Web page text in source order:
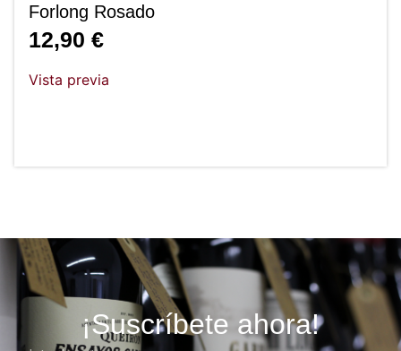
Forlong Rosado
12,90 €
Vista previa
¡Suscríbete ahora!